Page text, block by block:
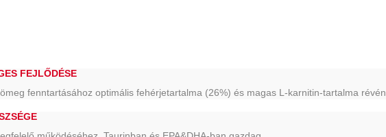
FEJLŐDÉSE
fenntartásához optimális fehérjetartalma (26%) és magas L-karnitin-tartalma révén.